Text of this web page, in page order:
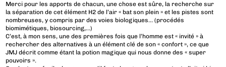
Merci pour les apports de chacun, une chose est sûre, la recherche sur
la séparation de cet élément H2 de l’air « bat son plein » et les pistes sont
nombreuses, y compris par des voies biologiques… (procédés
biomimétiques, biosourcing,…)
C’est, à mon sens, une des premières fois que l’homme est « invité » à
rechercher des alternatives à un élément clé de son « confort », ce que
JMJ décrit comme étant la potion magique qui nous donne des « super
pouvoirs ».